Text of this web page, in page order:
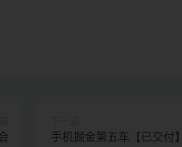
手机掘金第五车【已交付】